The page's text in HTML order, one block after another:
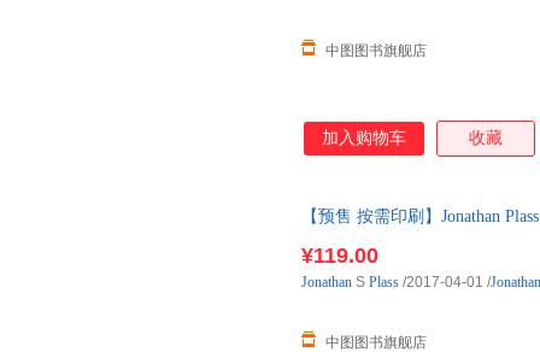
中图图书旗舰店
加入购物车 收藏
【预售 按需印刷】Jonathan Plass
¥119.00
中图图书旗舰店
Jonathan S Plass /2017-04-01 /